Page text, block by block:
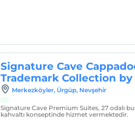
Signature Cave
Trademark Collection
Merkezköyler, Ürgüp, Nevşehir
Signature Cave Premium Suites, 27 odalı
kahvaltı konseptinde hizmet vermektedir.